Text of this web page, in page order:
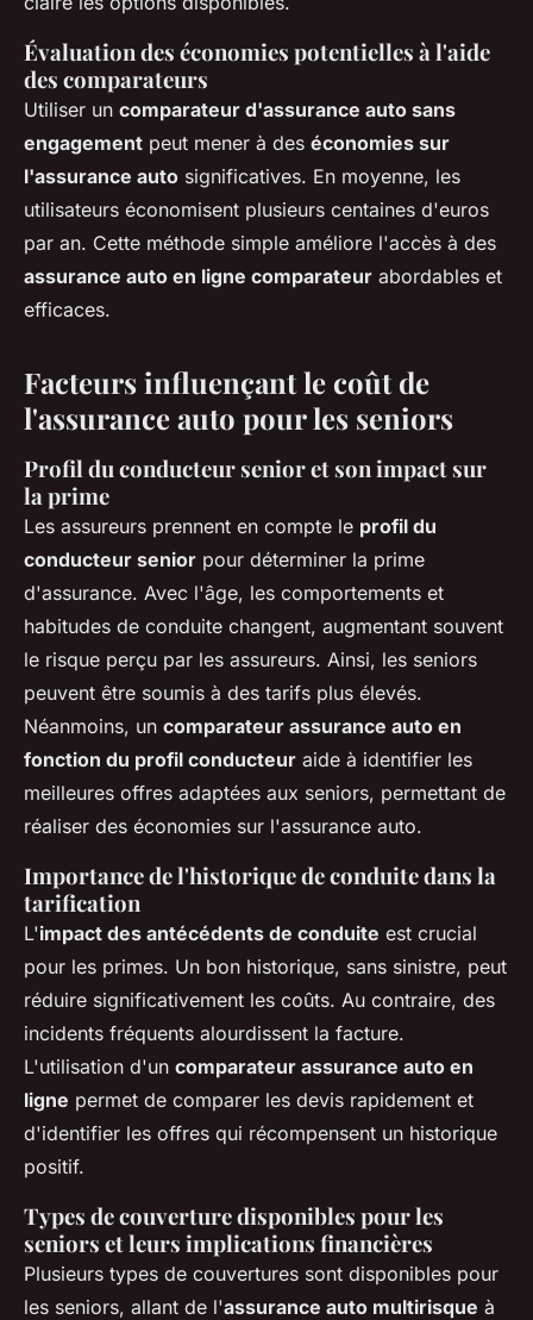
Évaluation des économies potentielles à l'aide
des comparateurs
Utiliser un comparateur d'assurance auto sans
engagement peut mener à des économies sur
l'assurance auto significatives. En moyenne, les
utilisateurs économisent plusieurs centaines d'euros
par an. Cette méthode simple améliore l'accès à des
assurance auto en ligne comparateur abordables et
efficaces.
Facteurs influençant le coût de
l'assurance auto pour les seniors
Profil du conducteur senior et son impact sur
la prime
Les assureurs prennent en compte le profil du
conducteur senior pour déterminer la prime
d'assurance. Avec l'âge, les comportements et
habitudes de conduite changent, augmentant souvent
le risque perçu par les assureurs. Ainsi, les seniors
peuvent être soumis à des tarifs plus élevés.
Néanmoins, un comparateur assurance auto en
fonction du profil conducteur aide à identifier les
meilleures offres adaptées aux seniors, permettant de
réaliser des économies sur l'assurance auto.
Importance de l'historique de conduite dans la
tarification
L'impact des antécédents de conduite est crucial
pour les primes. Un bon historique, sans sinistre, peut
réduire significativement les coûts. Au contraire, des
incidents fréquents alourdissent la facture.
L'utilisation d'un comparateur assurance auto en
ligne permet de comparer les devis rapidement et
d'identifier les offres qui récompensent un historique
positif.
Types de couverture disponibles pour les
seniors et leurs implications financières
Plusieurs types de couvertures sont disponibles pour
les seniors, allant de l'assurance auto multirisque à